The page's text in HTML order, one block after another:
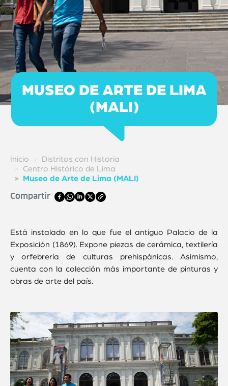
MUSEO DE ARTE DE LIMA
(MALI)
Inicio
Distritos con Historia
Centro Histórico de Lima
Museo de Arte de Lima (MALI)
Compartir
Está instalado en lo que fue el antiguo Palacio de la
Exposición (1869). Expone piezas de cerámica, textilería
y orfebrería de culturas prehispánicas. Asimismo,
cuenta con la colección más importante de pinturas y
obras de arte del país.